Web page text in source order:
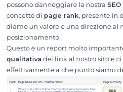
possono danneggiare la nostra
concetto di page rank, presente in
diamo un valore e una direzione al
posizionamento
Questo è un report molto
qualitativa dei link al nostro sito e
effettivamente a che punto siamo